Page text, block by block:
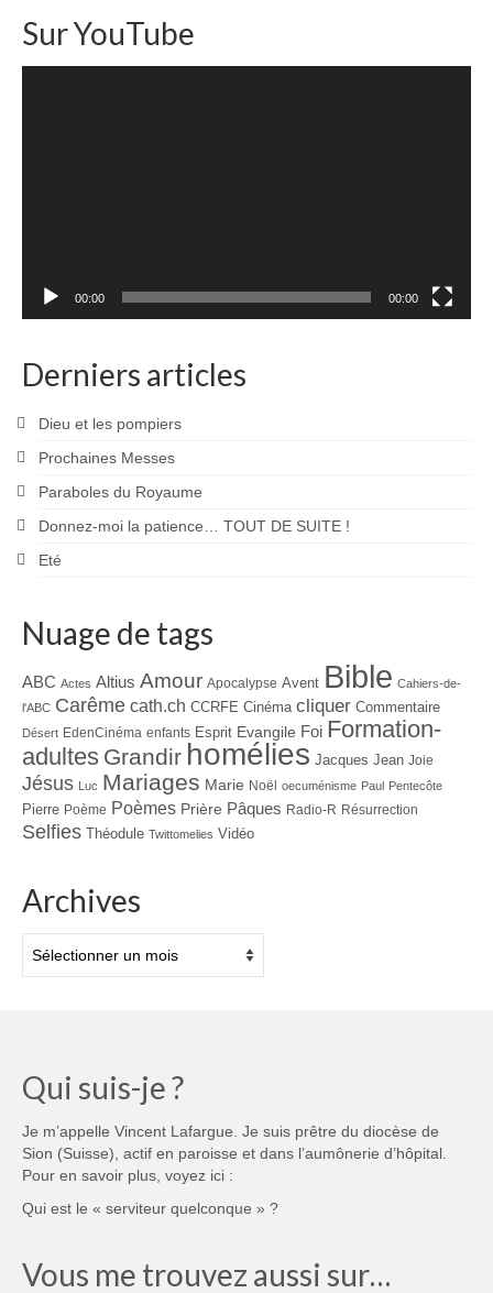
Sur YouTube
00:00 00:00
Derniers articles
Dieu et les pompiers
Prochaines Messes
Paraboles du Royaume
Donnez-moi la patience… TOUT DE SUITE !
Eté
Nuage de tags
ABC Actes Altius Amour Apocalypse Avent Bible Cahiers-de-
l'ABC Carême cath.ch CCRFE Cinéma cliquer Commentaire
Désert EdenCinéma enfants Esprit Evangile Foi Formation-
adultes Grandir homélies Jacques Jean Joie
Jésus Luc Mariages Marie Noël oecuménisme Paul Pentecôte
Pierre Poème Poèmes Prière Pâques Radio-R Résurrection
Selfies Théodule Twittomelies Vidéo
Archives
Qui suis-je ?
Je m’appelle Vincent Lafargue. Je suis prêtre du diocèse de
Sion (Suisse), actif en paroisse et dans l’aumônerie d’hôpital.
Pour en savoir plus, voyez ici :
Qui est le « serviteur quelconque » ?
Vous me trouvez aussi sur…